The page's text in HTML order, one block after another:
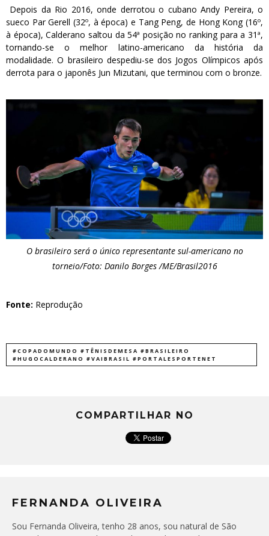
Depois da Rio 2016, onde derrotou o cubano Andy Pereira, o
sueco Par Gerell (32º, à época) e Tang Peng, de Hong Kong (16º,
à época), Calderano saltou da 54ª posição no ranking para a 31ª,
tornando-se o melhor latino-americano da história da
modalidade. O brasileiro despediu-se dos Jogos Olímpicos após
derrota para o japonês Jun Mizutani, que terminou com o bronze.
O brasileiro será o único representante sul-americano no
torneio/Foto: Danilo Borges /ME/Brasil2016
Fonte: Reprodução
#COPADOMUNDO #TÊNISDEMESA #BRASILEIRO
#HUGOCALDERANO #VAIBRASIL #PORTALESPORTENET
COMPARTILHAR NO
FERNANDA OLIVEIRA
Sou Fernanda Oliveira, tenho 28 anos, sou natural de São